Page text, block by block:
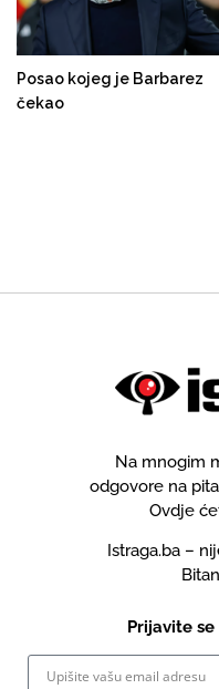
Posao kojeg je Barbarez
čekao
Na mnogim
odgovore na
Ovdje
Istraga.ba –
Prijavite